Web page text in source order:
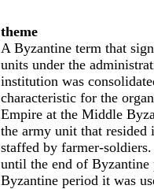
theme
A Byzantine term that
units under the
institution was
characteristic for the
Empire at the Middle
the army unit that resided
staffed by farmer-
until the end of
Byzantine period it was